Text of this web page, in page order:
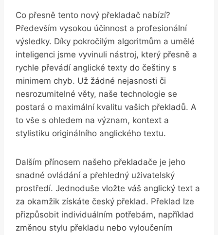
Co přesně tento nový překladač nabízí?
Především vysokou účinnost a profesionální
výsledky. Díky pokročilým algoritmům a umělé
inteligenci jsme vyvinuli nástroj, který přesně a
rychle převádí anglické texty do češtiny s
minimem chyb. Už žádné nejasnosti či
nesrozumitelné věty, naše technologie se
postará o maximální kvalitu vašich překladů. A
to vše s ohledem na význam, kontext a
stylistiku originálního anglického textu.
Dalším přínosem našeho překladače je jeho
snadné ovládání a přehledný uživatelský
prostředí. Jednoduše vložte váš anglický text a
za okamžik získáte český překlad. Překlad lze
přizpůsobit individuálním potřebám, například
změnou stylu překladu nebo vyloučením